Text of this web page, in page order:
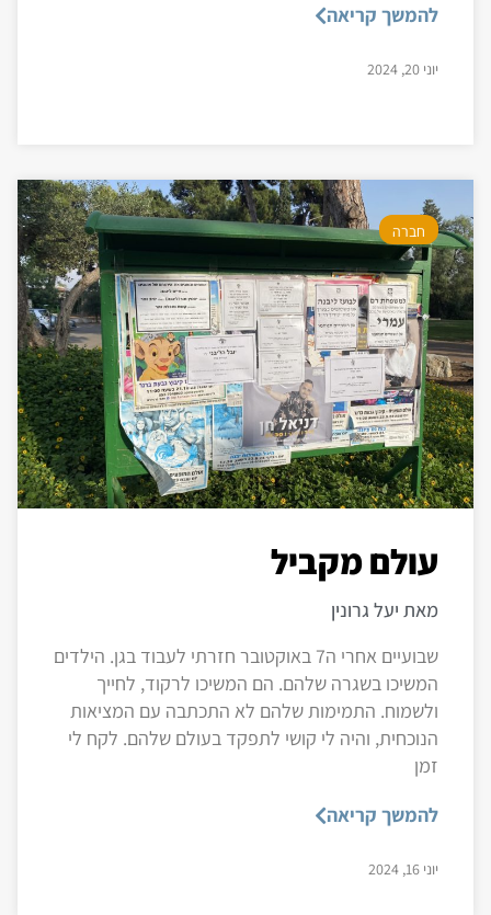
להמשך קריאה
יוני 20, 2024
חברה
עולם מקביל
מאת יעל גרונין
שבועיים אחרי ה7 באוקטובר חזרתי לעבוד בגן. הילדים
המשיכו בשגרה שלהם. הם המשיכו לרקוד, לחייך
ולשמוח. התמימות שלהם לא התכתבה עם המציאות
הנוכחית, והיה לי קושי לתפקד בעולם שלהם. לקח לי
זמן
להמשך קריאה
יוני 16, 2024